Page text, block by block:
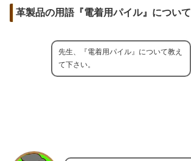
革製品の用語『電着用パイル』について
先生、『電着用パイル』について教え
て下さい。